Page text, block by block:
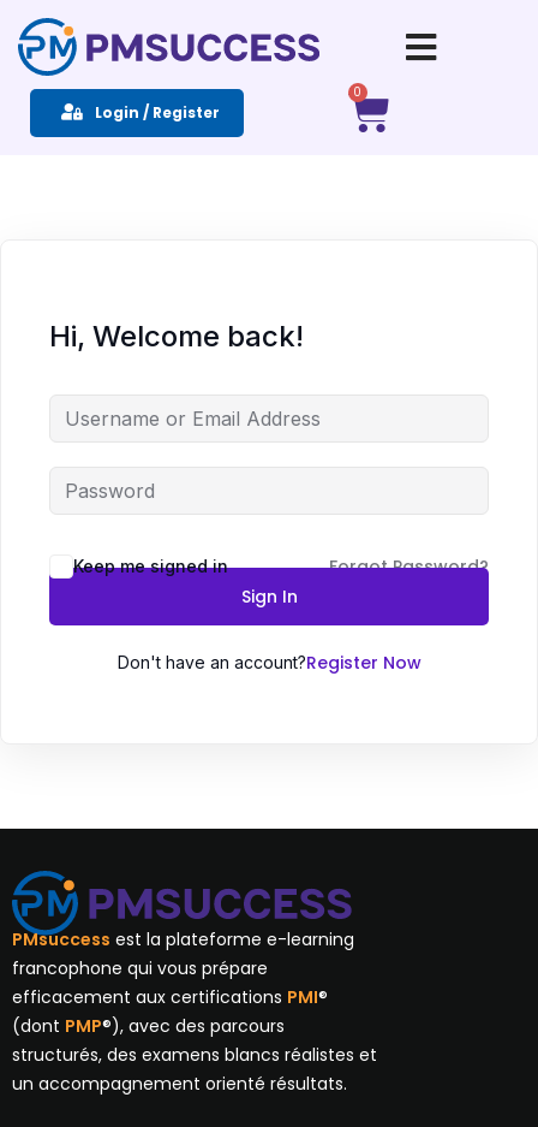
Login / Register
0
Hi, Welcome back!
Keep me signed in
Forgot Password?
Sign In
Don't have an account?Register Now
PMsuccess est la plateforme e-learning
francophone qui vous prépare
efficacement aux certifications PMI®
(dont PMP®), avec des parcours
structurés, des examens blancs réalistes et
un accompagnement orienté résultats.
Sign in Sign up
Sign in
Remember me Lost your password?